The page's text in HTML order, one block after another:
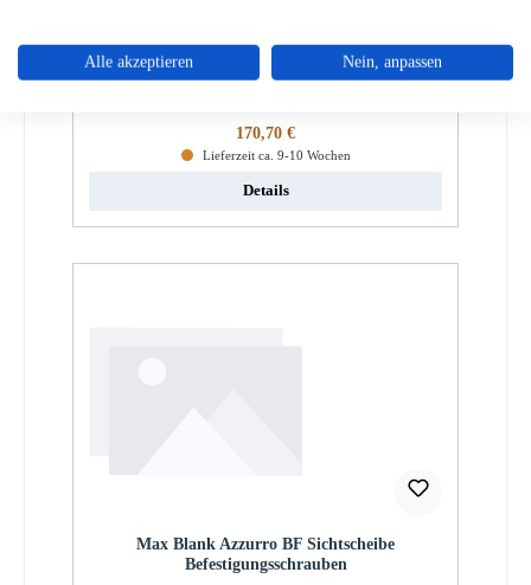
Regulärer Preis:
170,70 €
Lieferzeit ca. 9-10 Wochen
Details
Max Blank Azzurro BF Sichtscheibe
Befestigungsschrauben
Alle akzeptieren Nein, anpassen